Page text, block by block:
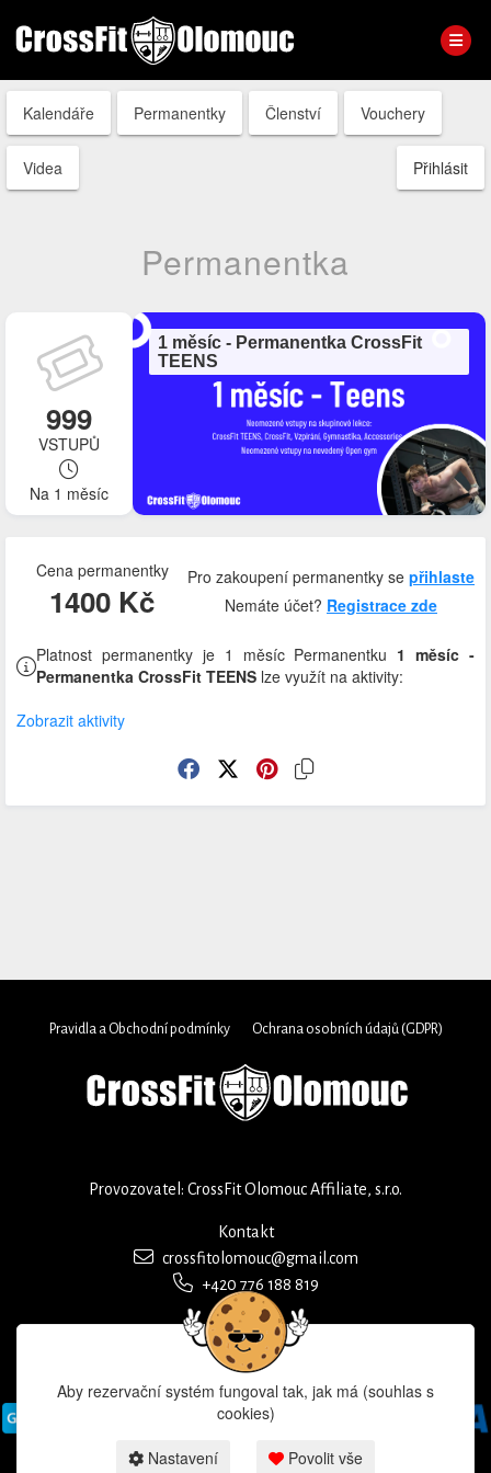
Kalendáře Permanentky Členství Vouchery
Videa Přihlásit
Permanentka
999
VSTUPŮ
Na 1 měsíc
1 měsíc - Permanentka CrossFit
TEENS
Cena permanentky
1400 Kč
Pro zakoupení permanentky se přihlaste
Nemáte účet? Registrace zde
Platnost permanentky je 1 měsíc Permanentku 1 měsíc -
Permanentka CrossFit TEENS lze využít na aktivity:
Zobrazit aktivity
Pravidla a Obchodní podmínky Ochrana osobních údajů (GDPR)
Provozovatel: CrossFit Olomouc Affiliate, s.r.o.
Kontakt
crossfitolomouc@gmail.com
+420 776 188 819
Aby rezervační systém fungoval tak, jak má (souhlas s
cookies)
Nastavení Povolit vše